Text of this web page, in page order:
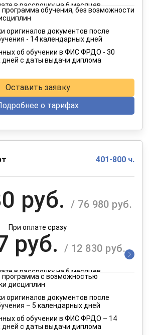
в рассрочку на 6 месяцев
руб.
в рассрочку на 12 месяцев
обучения, без возможности
оригиналов документов после
- 14 календарных дней
об обучении в ФИС ФРДО - 30
дней с даты выдачи диплома
Оставить заявку
о тарифах
401-800 ч.
руб. / 76 980 руб.
При оплате сразу
руб. / 12 830 руб.
в рассрочку на 6 месяцев
руб.
в рассрочку на 12 месяцев
программа с возможностью
дисциплин
оригиналов документов после
– 5 календарных дней
об обучении в ФИС ФРДО – 14
дней с даты выдачи диплома